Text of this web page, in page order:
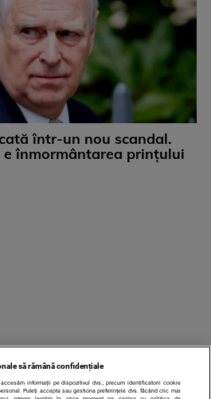
într-un nou scandal.
înmormântarea prințului
să rămână confidențiale
informații pe dispozitivul dvs., precum identificatorii cookie
Puteți accepta sau gestiona preferințele dvs. făcând clic mai